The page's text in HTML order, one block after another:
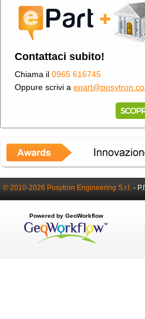
Contattaci subito!
Chiama il 0965 616745
Oppure scrivi a
© 2010-2026 Posytron Engineering S.r.l. -
Powered by GeoWorkflow